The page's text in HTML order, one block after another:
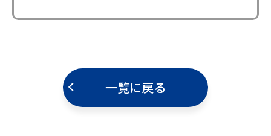
一覧に戻る